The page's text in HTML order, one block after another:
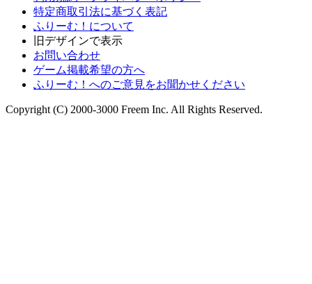
特定商取引法に基づく表記
ふりーむ！について
旧デザインで表示
お問い合わせ
ゲーム掲載希望の方へ
ふりーむ！へのご意見をお聞かせください
Copyright (C) 2000-3000 Freem Inc. All Rights Reserved.